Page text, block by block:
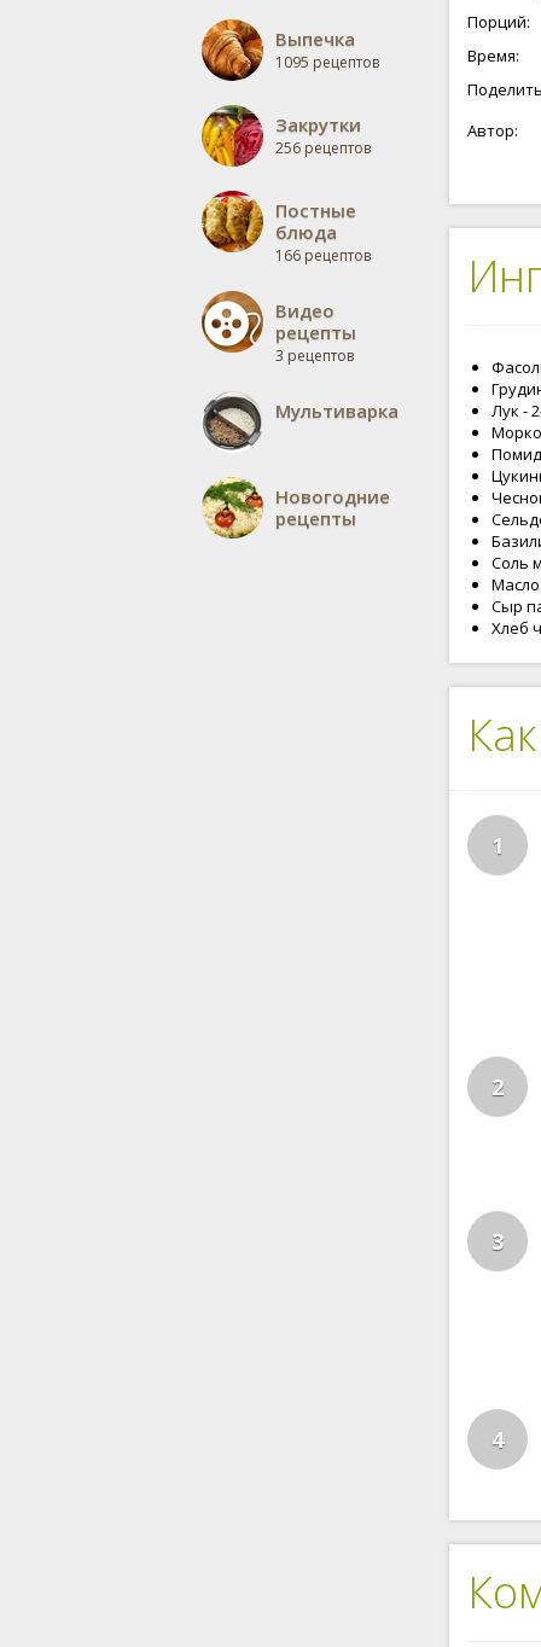
Выпечка
1095 рецептов
Закрутки
256 рецептов
Постные
блюда
166 рецептов
Видео
рецепты
3 рецептов
Мультиварка
Новогодние
рецепты
Порций:
Время:
Автор:
Лук -
Соль
Сыр
Хлеб
1
2
3
4